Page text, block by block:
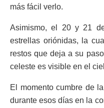
más fácil verlo.
Asimismo, el 20 y 21
estrellas oriónidas, la
restos que deja a su
celeste es visible en el
El momento cumbre de
durante esos días en la